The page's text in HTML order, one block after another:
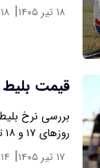
۱۸ تیر ۱۴۰۵ |
قیمت
بررسی نرخ
روزهای ۱۷ و ۱۸ تیر باید بسته به نوع اتوبوس…
۱۷ تیر ۱۴۰۵ |